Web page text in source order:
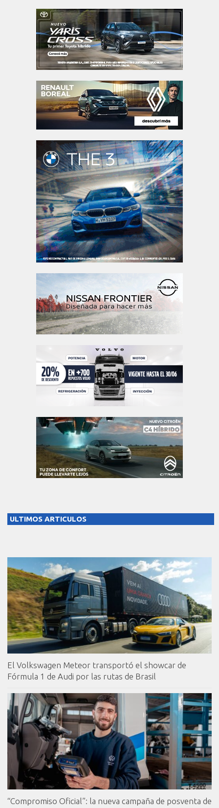
ULTIMOS ARTICULOS
El Volkswagen Meteor transportó el showcar de
Fórmula 1 de Audi por las rutas de Brasil
“Compromiso Oficial”: la nueva campaña de posventa de